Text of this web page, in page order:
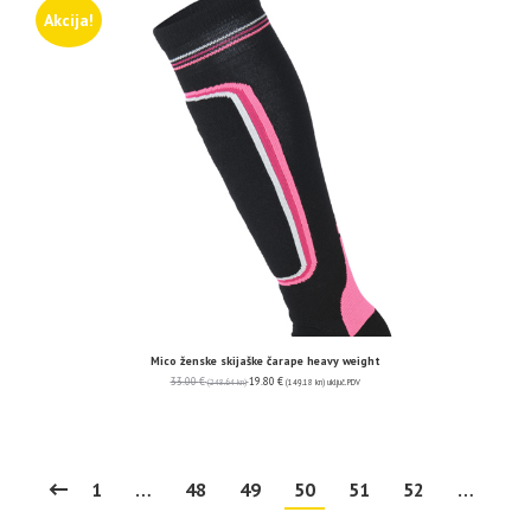
Akcija!
Mico ženske skijaške čarape heavy weight
33.00€ (248.64 kn) 19.80 € (149.18 kn) uključ. PDV
1 … 48 49 50 51 52
…